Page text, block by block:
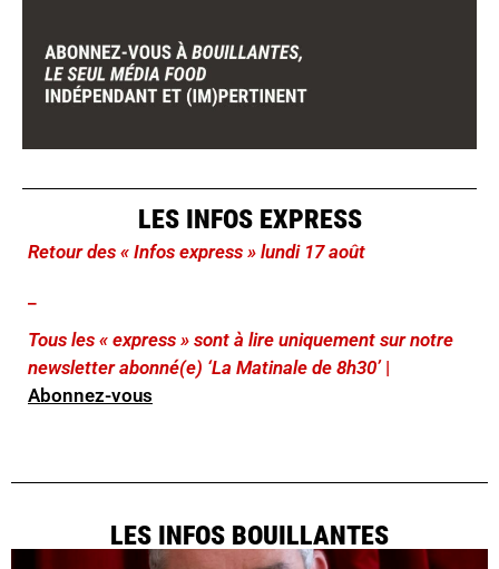
LES INFOS EXPRESS
Retour des « Infos express » lundi 17 août
Tous les « express » sont à lire uniquement sur notre
newsletter abonné(e) ‘La Matinale de 8h30’ |
Abonnez-vous
LES INFOS BOUILLANTES